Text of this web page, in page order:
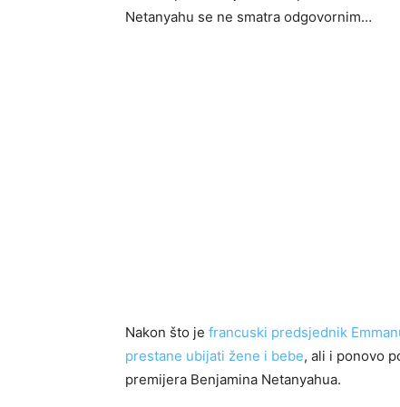
Netanyahu se ne smatra odgovornim…
Nakon što je francuski predsjednik
prestane ubijati žene i bebe, ali i ponovo
premijera Benjamina Netanyahua.